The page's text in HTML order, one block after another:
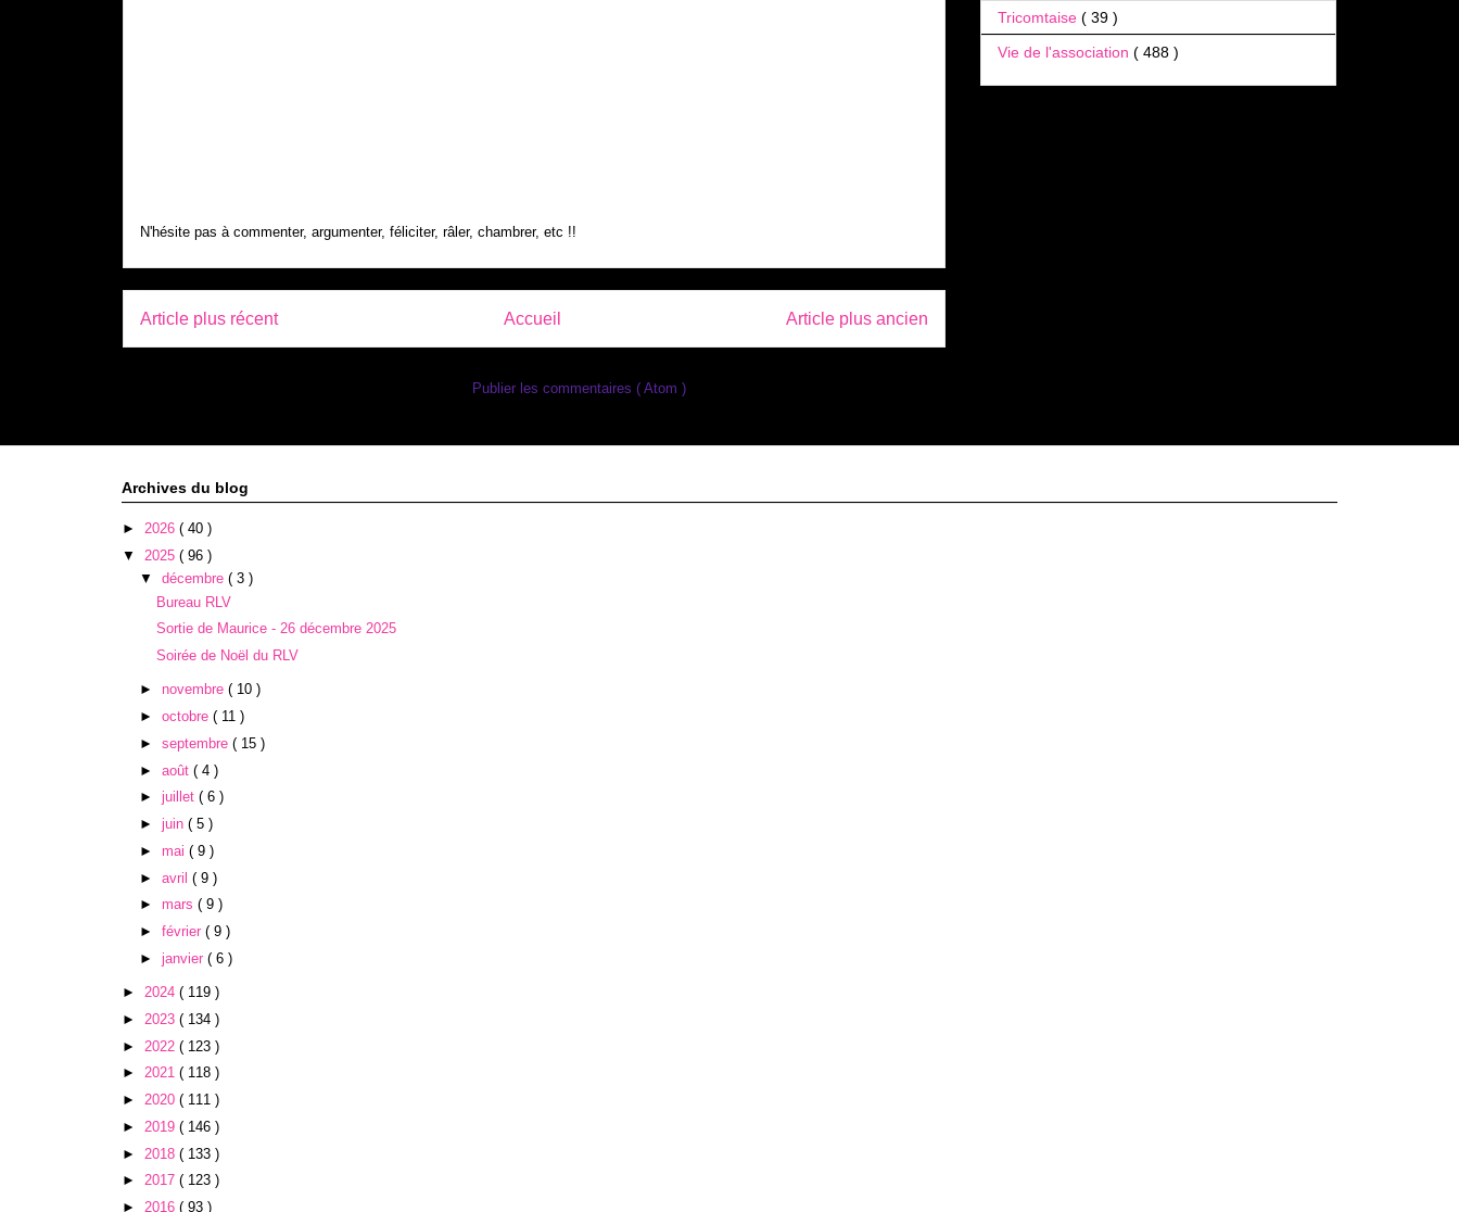
N'hésite pas à commenter, argumenter, féliciter, râler, chambrer, etc !!
Article plus récent Article plus ancien
Accueil
Publier les commentaires ( Atom )
Tricomtaise ( 39 )
Vie de l'association ( 488 )
Archives du blog
► 2026 ( 40 )
▼ 2025 ( 96 )
▼ décembre ( 3 )
Bureau RLV
Sortie de Maurice - 26 décembre 2025
Soirée de Noël du RLV
► novembre ( 10 )
► octobre ( 11 )
► septembre ( 15 )
► août ( 4 )
► juillet ( 6 )
► juin ( 5 )
► mai ( 9 )
► avril ( 9 )
► mars ( 9 )
► février ( 9 )
► janvier ( 6 )
► 2024 ( 119 )
► 2023 ( 134 )
► 2022 ( 123 )
► 2021 ( 118 )
► 2020 ( 111 )
► 2019 ( 146 )
► 2018 ( 133 )
► 2017 ( 123 )
► 2016 ( 93 )